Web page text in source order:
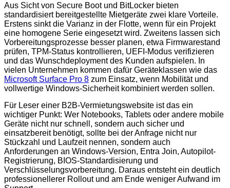
Aus Sicht von Secure Boot und BitLocker bieten
standardisiert bereitgestellte Mietgeräte zwei klare Vorteile.
Erstens sinkt die Varianz in der Flotte, wenn für ein Projekt
eine homogene Serie eingesetzt wird. Zweitens lassen sich
Vorbereitungsprozesse besser planen, etwa Firmwarestand
prüfen, TPM-Status kontrollieren, UEFI-Modus verifizieren
und das Wunschdeployment des Kunden aufspielen. In
vielen Unternehmen kommen dafür Geräteklassen wie das
Microsoft Surface Pro 8 zum Einsatz, wenn Mobilität und
vollwertige Windows-Sicherheit kombiniert werden sollen.
Für Leser einer B2B-Vermietungswebsite ist das ein
wichtiger Punkt: Wer Notebooks, Tablets oder andere mobile
Geräte nicht nur schnell, sondern auch sicher und
einsatzbereit benötigt, sollte bei der Anfrage nicht nur
Stückzahl und Laufzeit nennen, sondern auch
Anforderungen an Windows-Version, Entra Join, Autopilot-
Registrierung, BIOS-Standardisierung und
Verschlüsselungsvorbereitung. Daraus entsteht ein deutlich
professionellerer Rollout und am Ende weniger Aufwand im